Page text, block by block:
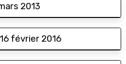
2013
février 2016